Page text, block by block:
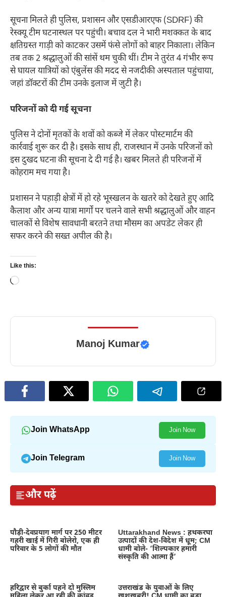
सूचना मिलते ही पुलिस, प्रशासन और एसडीआरएफ (SDRF) की
रेस्क्यू टीम घटनास्थल पर पहुंची। बचाव दल ने भारी मशक्कत के बाद
क्षतिग्रस्त गाड़ी को काटकर उसमें फंसे लोगों को बाहर निकाला। लेकिन
तब तक 2 श्रद्धालुओं की सांसें थम चुकी थीं। टीम ने तुरंत 4 गंभीर रूप
से घायल यात्रियों को एंबुलेंस की मदद से नजदीकी अस्पताल पहुंचाया,
जहां डॉक्टरों की टीम उनके इलाज में जुटी है।
परिजनों को दी गई सूचना
पुलिस ने दोनों मृतकों के शवों को कब्जे में लेकर पोस्टमार्टम की
कार्रवाई शुरू कर दी है। इसके साथ ही, राजस्थान में उनके परिजनों को
इस दुखद घटना की सूचना दे दी गई है। खबर मिलते ही परिजनों में
कोहराम मच गया है।
प्रशासन ने पहाड़ी क्षेत्रों में हो रहे भूस्खलन के खतरे को देखते हुए आदि
कैलाश और अन्य यात्रा मार्गों पर चलने वाले सभी श्रद्धालुओं और वाहन
चालकों से विशेष सावधानी बरतने तथा मौसम का अपडेट लेकर ही
सफर करने की सख्त अपील की है।
Like this:
Loading…
Manoj Kumar
Join WhatsApp Join Now
Join Telegram Join Now
और पढ़ें
पौड़ी-देवप्रयाग मार्ग पर 250 मीटर
गहरी खाई में गिरी बोलेरो, एक ही
परिवार के 5 लोगों की मौत
Uttarakhand News : हथकरघा
उत्पादों की देश-विदेश में धूम; CM
धामी बोले- ‘शिल्पकार हमारी
संस्कृति की आत्मा हैं’
हरिद्वार से बुर्का पहने दो मुस्लिम
उत्तराखंड के युवाओं के लिए